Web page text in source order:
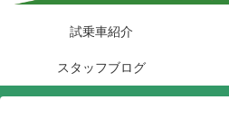
試乗車紹介
スタッフブログ